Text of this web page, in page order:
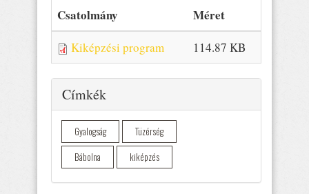
Csatolmány Méret
Kiképzési program 114.87 KB
Elrejtés
Címkék
Gyalogság
Tüzérség
Bábolna
kiképzés